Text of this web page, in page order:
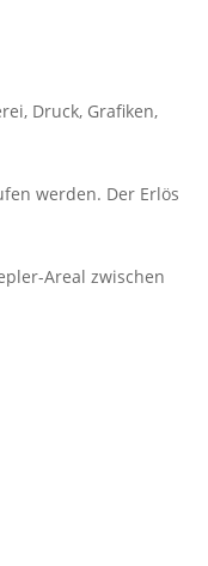
Druck, Grafiken,
werden. Der Erlös
Areal zwischen